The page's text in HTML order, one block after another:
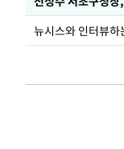
뉴시스와 인터뷰